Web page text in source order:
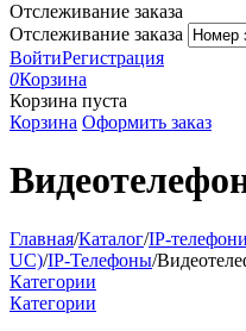
Отслеживание заказа
Отслеживание заказа
ВойтиРегистрация
0Корзина
Корзина пуста
Корзина Оформить заказ
Главная/Каталог/IP-
UC)/IP-Телефоны/
Категории
Категории